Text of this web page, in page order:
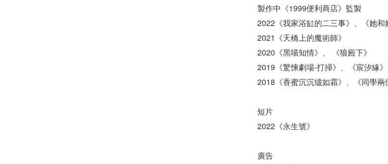
製作中《1999便利商店》監製
2022《我家浴缸的二三事》、《她和
2021《天橋上的魔術師》
2020《黑喵知情》、 《狼殿下》
2019《驚悚劇場-打掃》、《宸汐緣》
2018《香蜜沉沉燼如霜》、《同學兩
短片
2022《永生號》
廣告